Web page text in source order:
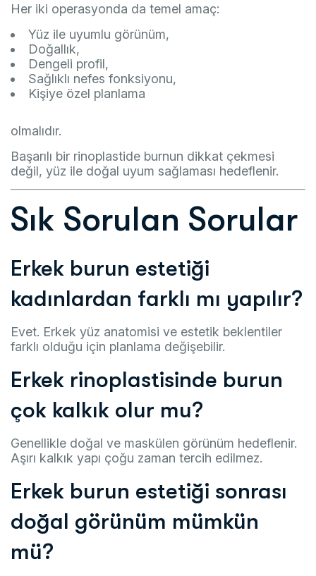
Her iki operasyonda da temel amaç:
Yüz ile uyumlu görünüm,
Doğallık,
Dengeli profil,
Sağlıklı nefes fonksiyonu,
Kişiye özel planlama
olmalıdır.
Başarılı bir rinoplastide burnun dikkat çekmesi
değil, yüz ile doğal uyum sağlaması hedeflenir.
Sık Sorulan Sorular
Erkek burun estetiği
kadınlardan farklı mı yapılır?
Evet. Erkek yüz anatomisi ve estetik beklentiler
farklı olduğu için planlama değişebilir.
Erkek rinoplastisinde burun
çok kalkık olur mu?
Genellikle doğal ve maskülen görünüm hedeflenir.
Aşırı kalkık yapı çoğu zaman tercih edilmez.
Erkek burun estetiği sonrası
doğal görünüm mümkün
mü?